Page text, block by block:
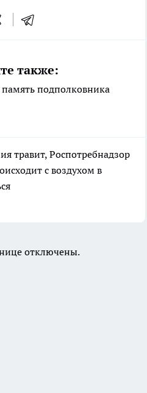
также:
подполковника
травит, Роспотребнадзор
с воздухом в
отключены.